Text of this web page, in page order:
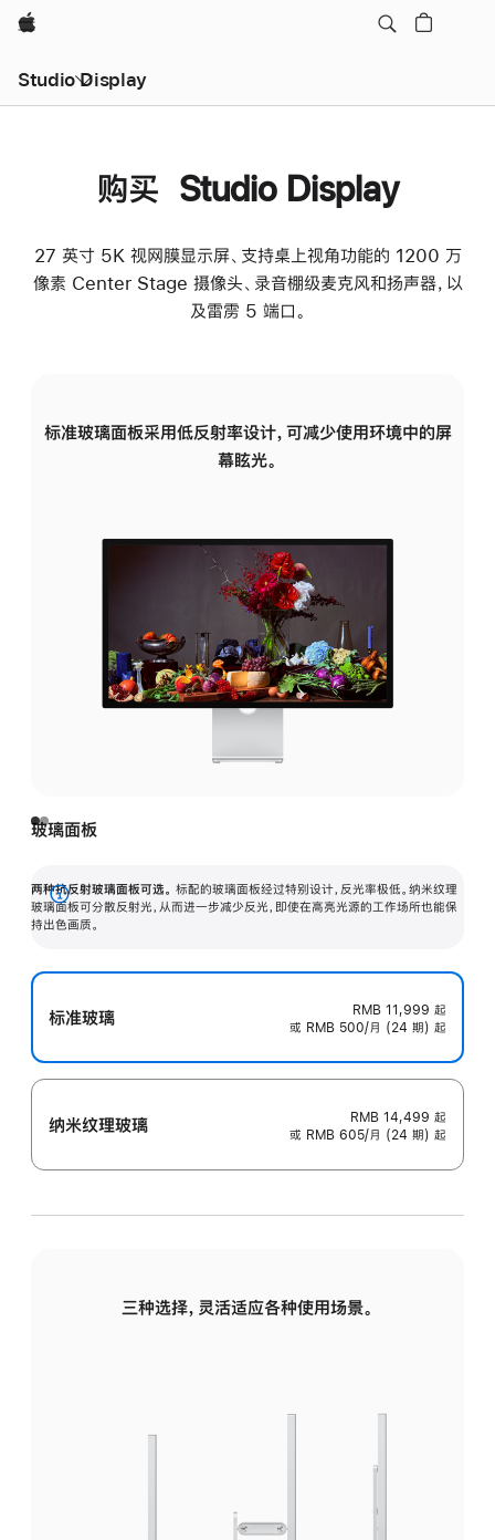
Apple
Studio Display
购买 Studio Display
27 英寸 5K 视网膜显示屏、支持桌上视角功能的 1200 万
像素 Center Stage 摄像头、录音棚级麦克风和扬声器，以
及雷雳 5 端口。
标准玻璃面板采用低反射率设计，可减少使用环境中的屏
幕眩光。
玻璃面板
两种抗反射玻璃面板可选。 标配的玻璃面板经过特别设计，反光率极低。纳米纹理
玻璃面板可分散反射光，从而进一步减少反光，即使在高亮光源的工作场所也能保
持出色画质。
展
开
标准玻璃 RMB 11,999 起
或 RMB 500/月 (24 期) 起
纳米纹理玻璃 RMB 14,499 起
或 RMB 605/月 (24 期) 起
三种选择，灵活适应各种使用场景。